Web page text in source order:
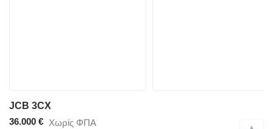
JCB 3CX
36.000 € Χωρίς ΦΠΑ